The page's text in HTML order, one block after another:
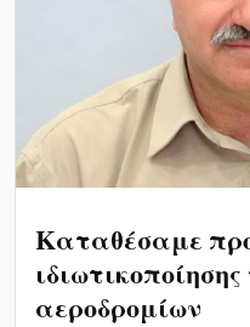
Καταθέσαμε
αεροδρομίων